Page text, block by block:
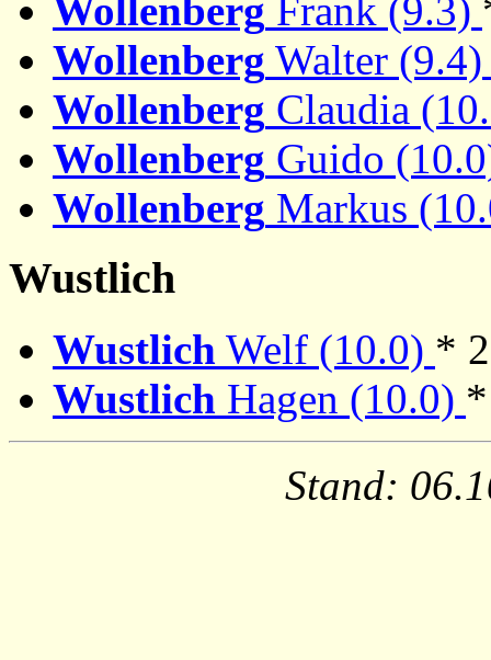
Wollenberg Frank (9.3)
Wollenberg Walter
Wollenberg Claudia
Wollenberg Guido
Wollenberg Markus
Wustlich
Wustlich Welf (10.0) *
Wustlich Hagen (10.0)
Stand: